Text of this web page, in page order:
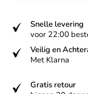
verified
Snelle levering
voor 22:00
verified
Veilig en
Met Klarna
verified
Gratis retour